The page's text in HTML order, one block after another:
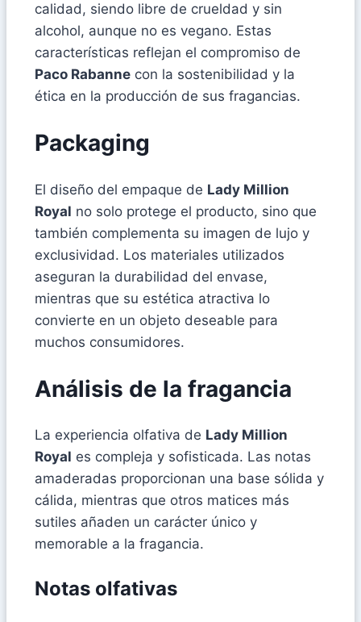
calidad, siendo libre de crueldad y sin
alcohol, aunque no es vegano. Estas
características reflejan el compromiso de
Paco Rabanne con la sostenibilidad y la
ética en la producción de sus fragancias.
Packaging
El diseño del empaque de Lady Million
Royal no solo protege el producto, sino que
también complementa su imagen de lujo y
exclusividad. Los materiales utilizados
aseguran la durabilidad del envase,
mientras que su estética atractiva lo
convierte en un objeto deseable para
muchos consumidores.
Análisis de la fragancia
La experiencia olfativa de Lady Million
Royal es compleja y sofisticada. Las notas
amaderadas proporcionan una base sólida y
cálida, mientras que otros matices más
sutiles añaden un carácter único y
memorable a la fragancia.
Notas olfativas